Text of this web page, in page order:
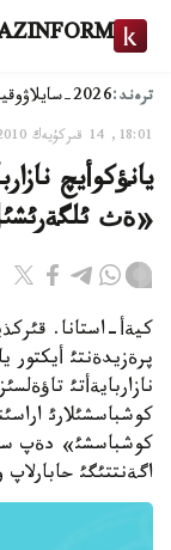
ترەند:2026-سايلاۋ
18:01, 14 قىركۇيەك 2010
يانؤكوأيچ
«ةث
پرةزيدةنتئ أيكتور
نازاربايةأتئ
كوشباسشئلارئ
كوشباسشئ» دةپ
اگةنتتئگئ حابارلاپ